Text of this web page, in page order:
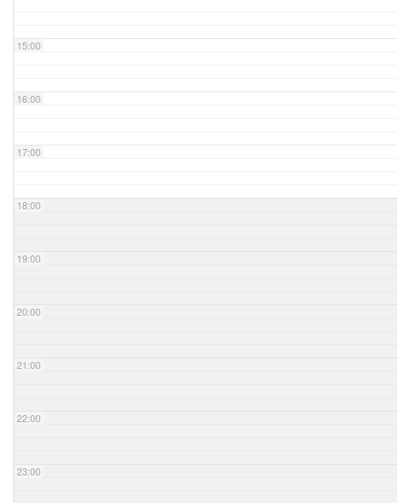
15:00
16:00
17:00
18:00
19:00
20:00
21:00
22:00
23:00